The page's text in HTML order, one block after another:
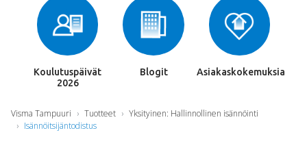
Koulutuspäivät
2026
Blogit Asiakaskokemuksia
Visma Tampuuri Tuotteet
Yksityinen: Hallinnollinen isännöinti
Isännöitsijäntodistus